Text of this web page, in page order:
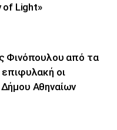
of Light»
Φινόπουλου από τα
οι
Αθηναίων